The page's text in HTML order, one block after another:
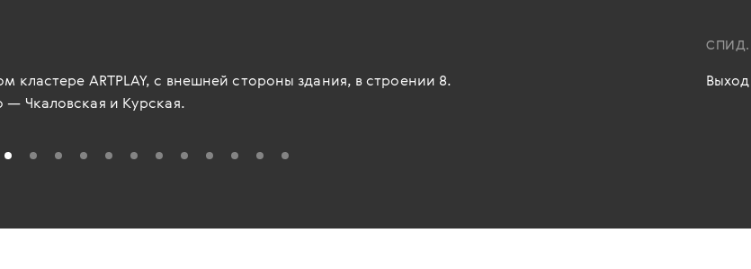
кластере ARTPLAY, с внешней стороны здания, в строении 8.
Чкаловская и Курская.